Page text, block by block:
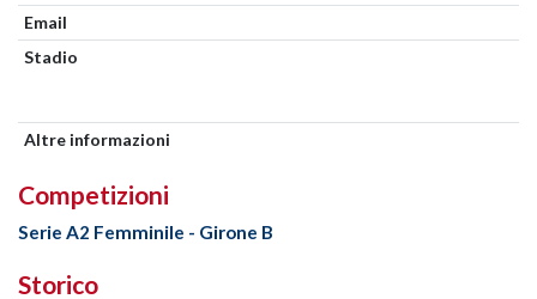
Email
Stadio
Altre informazioni
Competizioni
Serie A2 Femminile - Girone B
Storico